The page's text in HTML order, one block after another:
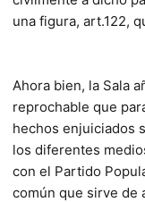
una figura, art.122,
Ahora bien, la Sala
reprochable que
hechos enjuiciados
los diferentes
con el Partido
común que sirve de